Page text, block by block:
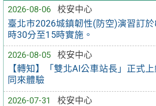
2026-08-06
校安中心
臺北市2026城鎮韌性(防空)演習訂
時30分至15時實施。
2026-08-05
校安中心
【轉知】「雙北AI公車站長」正式
同來體驗
2026-07-31
校安中心